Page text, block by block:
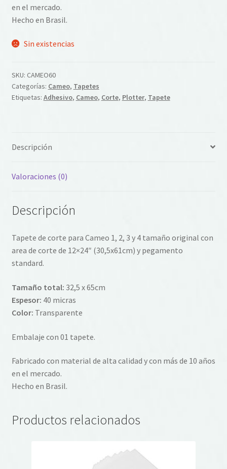
en el mercado.
Hecho en Brasil.
Sin existencias
SKU: CAMEO60
Categorías: Cameo, Tapetes
Etiquetas: Adhesivo, Cameo, Corte, Plotter, Tapete
Descripción
Valoraciones (0)
Descripción
Tapete de corte para Cameo 1, 2, 3 y 4 tamaño original con
area de corte de 12×24″ (30,5x61cm) y pegamento
standard.
Tamaño total: 32,5 x 65cm
Espesor: 40 micras
Color: Transparente
Embalaje con 01 tapete.
Fabricado con material de alta calidad y con más de 10 años
en el mercado.
Hecho en Brasil.
Productos relacionados